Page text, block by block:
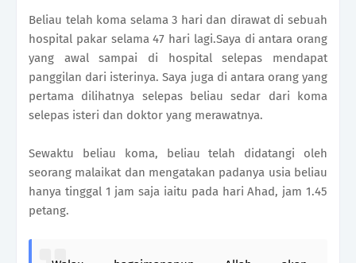
Beliau telah koma selama 3 hari dan dirawat di sebuah
hospital pakar selama 47 hari lagi.Saya di antara orang
yang awal sampai di hospital selepas mendapat
panggilan dari isterinya. Saya juga di antara orang yang
pertama dilihatnya selepas beliau sedar dari koma
selepas isteri dan doktor yang merawatnya.
Sewaktu beliau koma, beliau telah didatangi oleh
seorang malaikat dan mengatakan padanya usia beliau
hanya tinggal 1 jam saja iaitu pada hari Ahad, jam 1.45
petang.